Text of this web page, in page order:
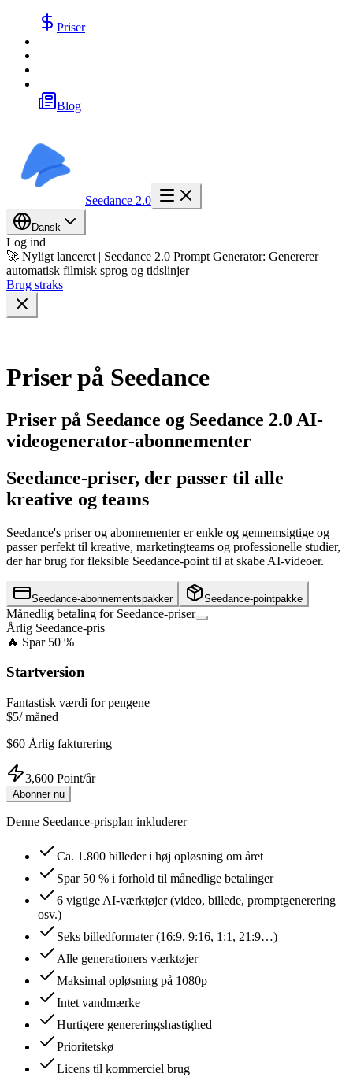
Priser
Blog
Seedance 2.0
Dansk
Log ind
🚀 Nyligt lanceret | Seedance 2.0 Prompt Generator: Genererer
automatisk filmisk sprog og tidslinjer
Brug straks
Priser på Seedance
Priser på Seedance og Seedance 2.0 AI-
videogenerator-abonnementer
Seedance-priser, der passer til alle
kreative og teams
Seedance's priser og abonnementer er enkle og gennemsigtige og
passer perfekt til kreative, marketingteams og professionelle studier,
der har brug for fleksible Seedance-point til at skabe AI-videoer.
Seedance-abonnementspakker Seedance-pointpakke
Månedlig betaling for Seedance-priser
Årlig Seedance-pris
🔥 Spar 50 %
Startversion
Fantastisk værdi for pengene
$5/måned
$60 Årlig fakturering
3,600 Point/år
Abonner nu
Denne Seedance-prisplan inkluderer
Ca. 1.800 billeder i høj opløsning om året
Spar 50 % i forhold til månedlige betalinger
6 vigtige AI-værktøjer (video, billede, promptgenerering
osv.)
Seks billedformater (16:9, 9:16, 1:1, 21:9…)
Alle generationers værktøjer
Maksimal opløsning på 1080p
Intet vandmærke
Hurtigere genereringshastighed
Prioritetskø
Licens til kommerciel brug